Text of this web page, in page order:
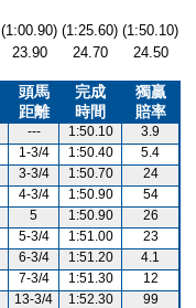
(1:00.90) (1:25.60) (1:50.10)
23.90 24.70 24.50
頭馬
距離
完成
時間
獨贏
賠率
--- 1:50.10
3.9
1-3/4 1:50.40
5.4
3-3/4 1:50.70
24
4-3/4 1:50.90
54
5 1:50.90
26
5-3/4 1:51.00
23
6-3/4 1:51.20
4.1
7-3/4 1:51.30
12
13-3/4 1:52.30
99